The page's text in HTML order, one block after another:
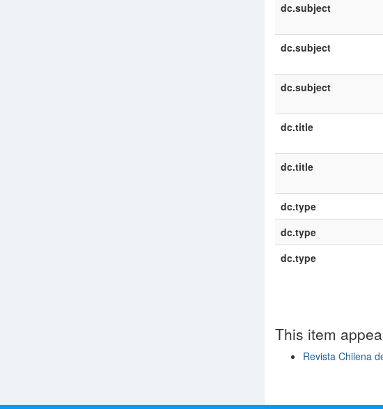
dc.subject
dc.subject
dc.subject
dc.title
dc.title
dc.type
dc.type
dc.type
This item
Revista Chilena